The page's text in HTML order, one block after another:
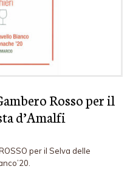
Rosso per il
d’Amalfi
per il Selva delle